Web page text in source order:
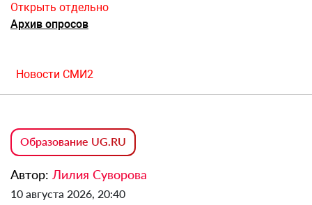
Открыть отдельно
Архив опросов
Новости СМИ2
Образование UG.RU
Автор: Лилия Суворова
10 августа 2026, 20:40